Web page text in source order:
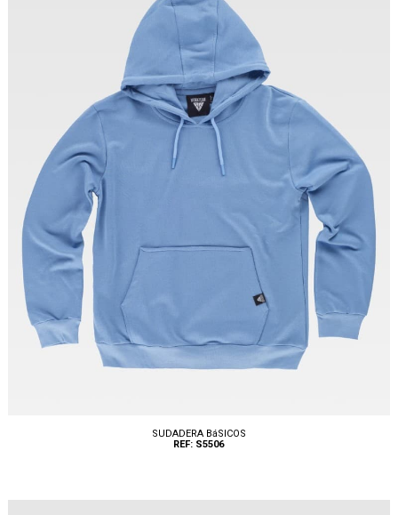
Tallas: S, M, L, XL, XXL, 3XL
SUDADERA BáSICOS
REF: S5506